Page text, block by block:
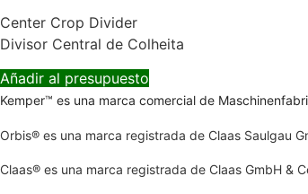
Center Crop Divider
Divisor Central de Colheita
Añadir al presupuesto
Kemper™ es una marca comercial de
Orbis® es una marca registrada de Claas Saulgau
Claas® es una marca registrada de Claas GmbH &